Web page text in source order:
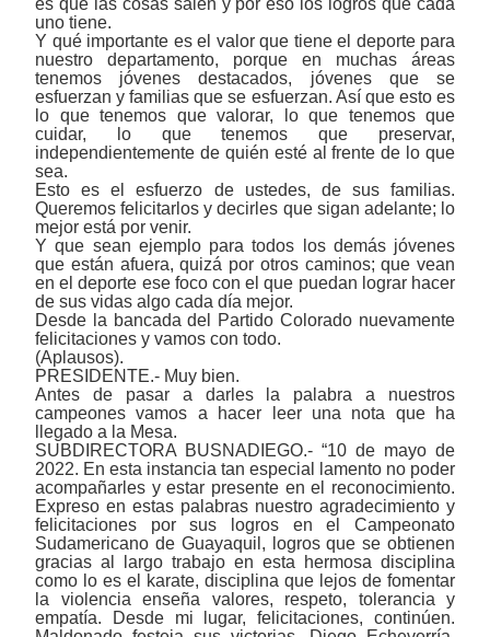
uno tiene.
Y qué importante es el valor que tiene el deporte para
nuestro departamento, porque en muchas áreas
tenemos jóvenes destacados, jóvenes que se
esfuerzan y familias que se esfuerzan. Así que esto es
lo que tenemos que valorar, lo que tenemos que
cuidar, lo que tenemos que preservar,
independientemente de quién esté al frente de lo que
sea.
Esto es el esfuerzo de ustedes, de sus familias.
Queremos felicitarlos y decirles que sigan adelante; lo
mejor está por venir.
Y que sean ejemplo para todos los demás jóvenes
que están afuera, quizá por otros caminos; que vean
en el deporte ese foco con el que puedan lograr hacer
de sus vidas algo cada día mejor.
Desde la bancada del Partido Colorado nuevamente
felicitaciones y vamos con todo.
(Aplausos).
PRESIDENTE.- Muy bien.
Antes de pasar a darles la palabra a nuestros
campeones vamos a hacer leer una nota que ha
llegado a la Mesa.
SUBDIRECTORA BUSNADIEGO.- “10 de mayo de
2022. En esta instancia tan especial lamento no poder
acompañarles y estar presente en el reconocimiento.
Expreso en estas palabras nuestro agradecimiento y
felicitaciones por sus logros en el Campeonato
Sudamericano de Guayaquil, logros que se obtienen
gracias al largo trabajo en esta hermosa disciplina
como lo es el karate, disciplina que lejos de fomentar
la violencia enseña valores, respeto, tolerancia y
empatía. Desde mi lugar, felicitaciones, continúen.